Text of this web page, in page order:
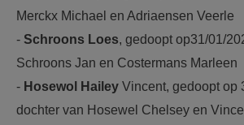
Merckx Michael en Adriaensen Veerle
- Schroons Loes, gedoopt op31/01/
Schroons Jan en Costermans Marleen
- Hosewol Hailey Vincent, gedoopt op
dochter van Hosewel Chelsey en